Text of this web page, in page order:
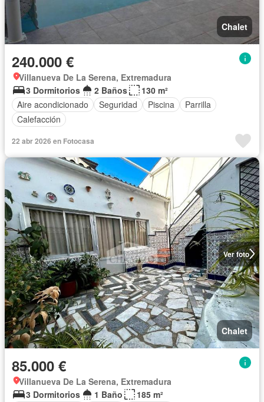
Chalet
240.000 €
Villanueva De La Serena, Extremadura
3 Dormitorios
2 Baños
130 m²
Aire acondicionado
Seguridad Piscina
Parrilla
Calefacción
22 abr 2026 en Fotocasa
Ver foto
Chalet
85.000 €
Villanueva De La Serena, Extremadura
3 Dormitorios
1 Baño
185 m²